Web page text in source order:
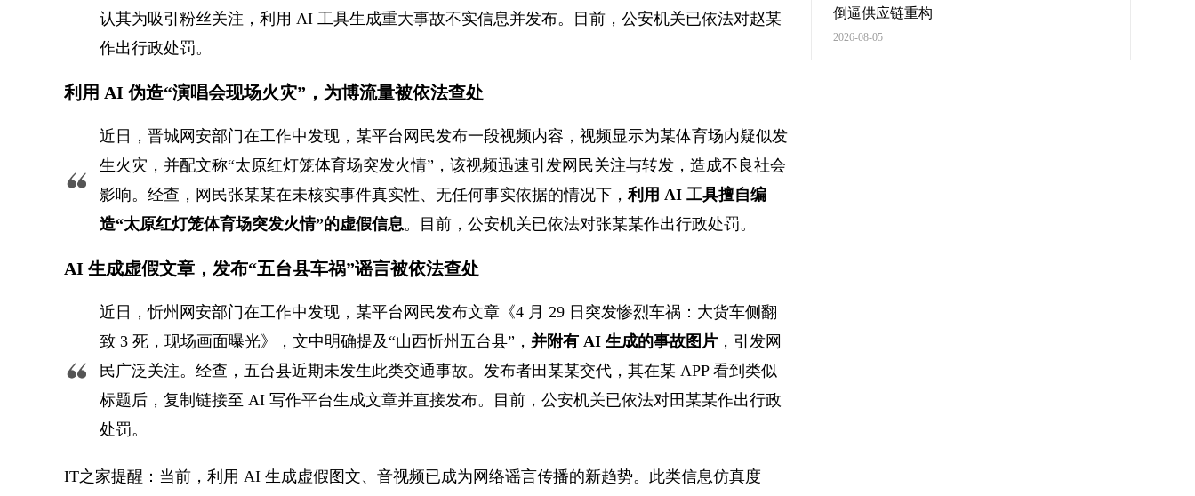
认其为吸引粉丝关注，利用 AI 工具生成重大事故不实信息并发布。目前，公安机关已依法对赵某
作出行政处罚。
利用 AI 伪造“演唱会现场火灾”，为博流量被依法查处
近日，晋城网安部门在工作中发现，某平台网民发布一段视频内容，视频显示为某体育场内疑似发
生火灾，并配文称“太原红灯笼体育场突发火情”，该视频迅速引发网民关注与转发，造成不良社会
影响。经查，网民张某某在未核实事件真实性、无任何事实依据的情况下，利用 AI 工具擅自编
造“太原红灯笼体育场突发火情”的虚假信息。目前，公安机关已依法对张某某作出行政处罚。
AI 生成虚假文章，发布“五台县车祸”谣言被依法查处
近日，忻州网安部门在工作中发现，某平台网民发布文章《4 月 29 日突发惨烈车祸：大货车侧翻
致 3 死，现场画面曝光》，文中明确提及“山西忻州五台县”， 并附有 AI 生成的事故图片 ，引发网
民广泛关注。经查，五台县近期未发生此类交通事故。发布者田某某交代，其在某 APP 看到类似
标题后，复制链接至 AI 写作平台生成文章并直接发布。目前，公安机关已依法对田某某作出行政
处罚。
IT之家提醒：当前，利用 AI 生成虚假图文、音视频已成为网络谣言传播的新趋势。此类信息仿真度
倒逼供应链重构
2026-08-05